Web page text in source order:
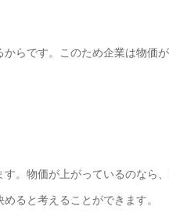
らです。このため企業は物価が
。物価が上がっているのなら
ると考えることができます。